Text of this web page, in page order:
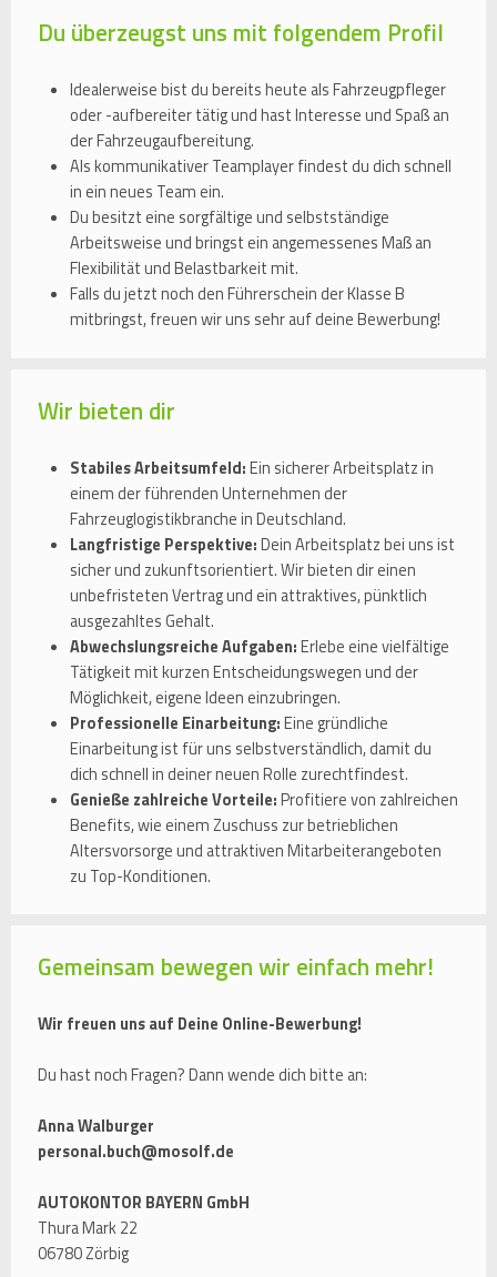
Du überzeugst uns mit folgendem Profil
Idealerweise bist du bereits heute als Fahrzeugpfleger
oder -aufbereiter tätig und hast Interesse und Spaß an
der Fahrzeugaufbereitung.
Als kommunikativer Teamplayer findest du dich schnell
in ein neues Team ein.
Du besitzt eine sorgfältige und selbstständige
Arbeitsweise und bringst ein angemessenes Maß an
Flexibilität und Belastbarkeit mit.
Falls du jetzt noch den Führerschein der Klasse B
mitbringst, freuen wir uns sehr auf deine Bewerbung!
Wir bieten dir
Stabiles Arbeitsumfeld:Ein sicherer Arbeitsplatz in
einem der führenden Unternehmen der
Fahrzeuglogistikbranche in Deutschland.
Langfristige Perspektive:Dein Arbeitsplatz bei uns ist
sicher und zukunftsorientiert. Wir bieten dir einen
unbefristeten Vertrag und ein attraktives, pünktlich
ausgezahltes Gehalt.
Abwechslungsreiche Aufgaben:Erlebe eine vielfältige
Tätigkeit mit kurzen Entscheidungswegen und der
Möglichkeit, eigene Ideen einzubringen.
Professionelle Einarbeitung:Eine gründliche
Einarbeitung ist für uns selbstverständlich, damit du
dich schnell in deiner neuen Rolle zurechtfindest.
Genieße zahlreiche Vorteile:Profitiere von zahlreichen
Benefits, wie einem Zuschuss zur betrieblichen
Altersvorsorge und attraktiven Mitarbeiterangeboten
zu Top-Konditionen.
Gemeinsam bewegen wir einfach mehr!
Wir freuen uns auf Deine Online-Bewerbung!
Du hast noch Fragen? Dann wende dich bitte an:
Anna Walburger
personal.buch@mosolf.de
AUTOKONTOR BAYERN GmbH
Thura Mark 22
06780 Zörbig